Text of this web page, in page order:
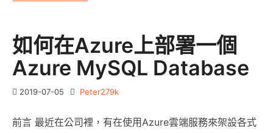
如何在Azure上部署一個
Azure MySQL Database
2019-07-05 Peter279k
前言 最近在公司裡，有在使用Azure雲端服務來架設各式